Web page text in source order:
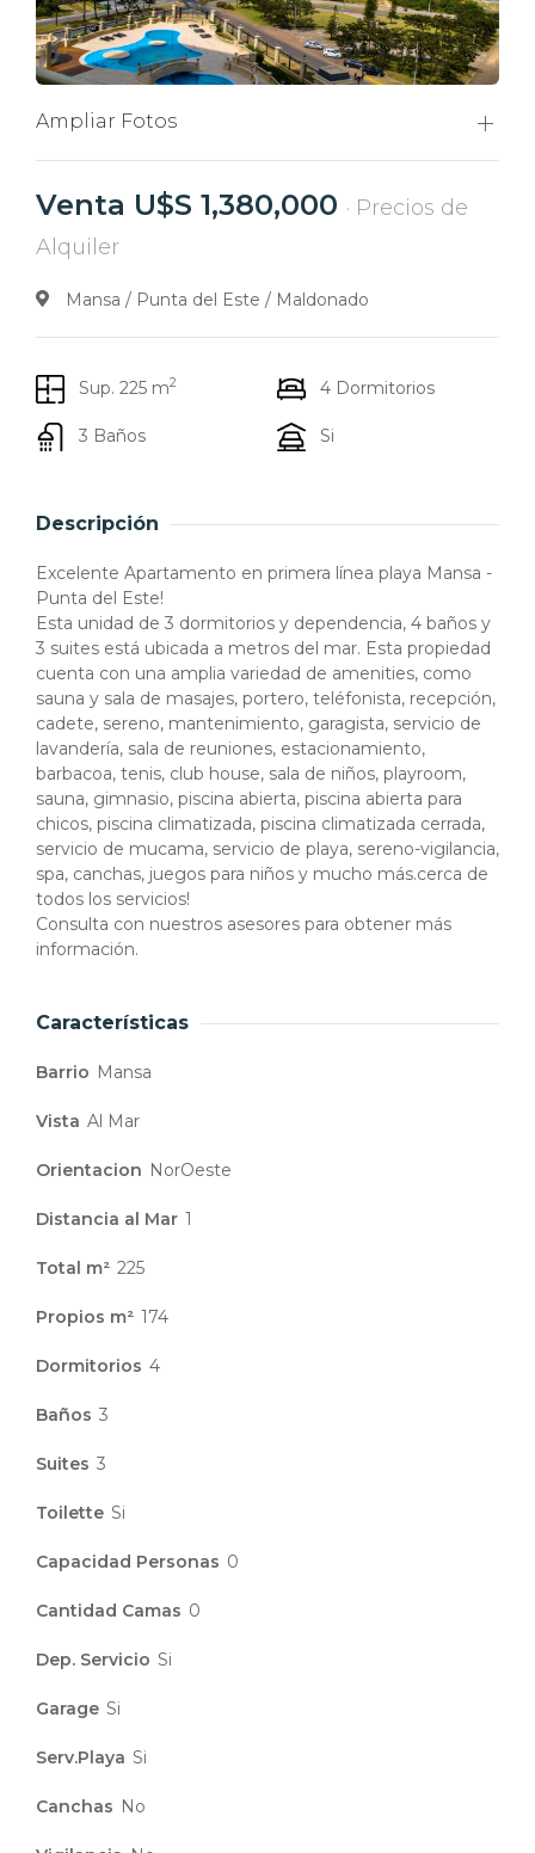
Ampliar Fotos
Venta U$S 1,380,000 · Precios de
Alquiler
Mansa / Punta del Este / Maldonado
Sup. 225 m2 4 Dormitorios
3 Baños Si
Descripción
Excelente Apartamento en primera línea playa Mansa -
Punta del Este!
Esta unidad de 3 dormitorios y dependencia, 4 baños y
3 suites está ubicada a metros del mar. Esta propiedad
cuenta con una amplia variedad de amenities, como
sauna y sala de masajes, portero, teléfonista, recepción,
cadete, sereno, mantenimiento, garagista, servicio de
lavandería, sala de reuniones, estacionamiento,
barbacoa, tenis, club house, sala de niños, playroom,
sauna, gimnasio, piscina abierta, piscina abierta para
chicos, piscina climatizada, piscina climatizada cerrada,
servicio de mucama, servicio de playa, sereno-vigilancia,
spa, canchas, juegos para niños y mucho más.cerca de
todos los servicios!
Consulta con nuestros asesores para obtener más
información.
Características
Barrio Mansa
Vista Al Mar
Orientacion NorOeste
Distancia al Mar 1
Total m² 225
Propios m² 174
Dormitorios 4
Baños 3
Suites 3
Toilette Si
Capacidad Personas 0
Cantidad Camas 0
Dep. Servicio Si
Garage Si
Serv.Playa Si
Canchas No